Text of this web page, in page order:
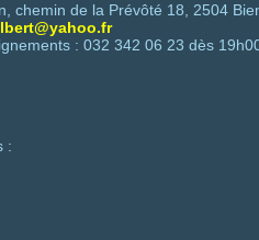
chemin de la Prévôté 18, 2504
: 032 342 06 23 dès
: